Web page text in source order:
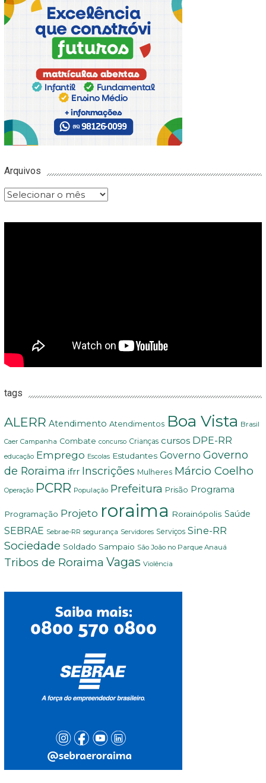
Arquivos
Arquivos
tags
ALERR Atendimento Atendimentos Boa Vista Brasil
Caer Campanha Combate concurso Crianças cursos DPE-RR
educação Emprego Escolas Estudantes Governo Governo
de Roraima ifrr Inscrições Mulheres Márcio Coelho
Operação PCRR População Prefeitura Prisão Programa
Programação Projeto roraima Rorainópolis Saúde
SEBRAE Sebrae-RR segurança Servidores Serviços Sine-RR
Sociedade Soldado Sampaio São João no Parque Anauá
Tribos de Roraima Vagas Violência